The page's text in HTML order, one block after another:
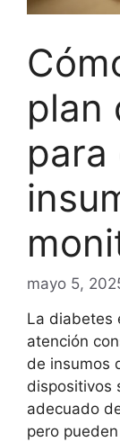
plan
para
mayo 5,
La diabetes
atención
de insumos
dispositivos
adecuado
pero